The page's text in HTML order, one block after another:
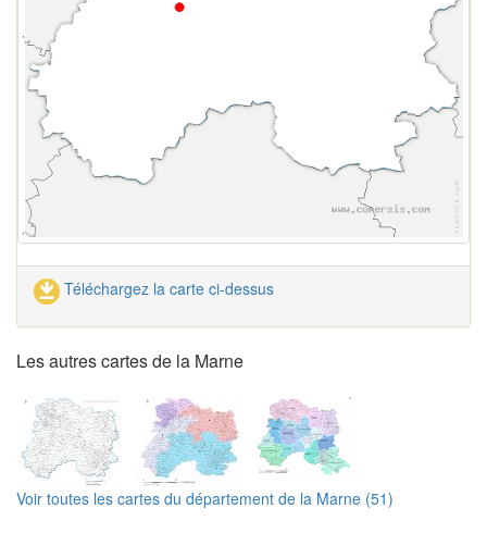
Téléchargez la carte ci-dessus
Les autres cartes de la Marne
Voir toutes les cartes du département de la Marne (51)